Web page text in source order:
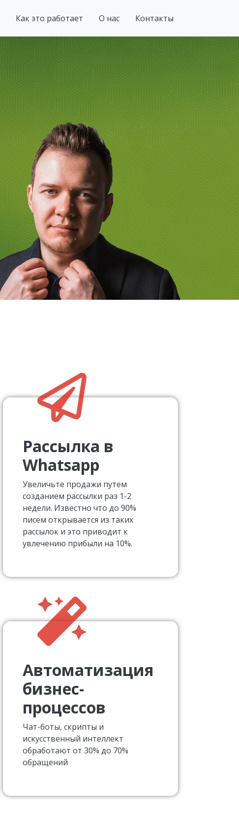
Как это работает О нас Контакты
Рассылка в
Whatsapp
Увеличьте продажи путем
созданием рассылки раз 1-2
недели. Известно что до 90%
писем открывается из таких
рассылок и это приводит к
увлечению прибыли на 10%.
Автоматизация
бизнес-
процессов
Чат-боты, скрипты и
искусственный интеллект
обработают от 30% до 70%
обращений